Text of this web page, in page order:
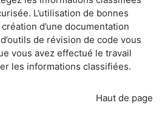
L’utilisation de bonnes
d’une documentation
de révision de code vous
vous avez effectué le travail
les informations classifiées.
Haut de page